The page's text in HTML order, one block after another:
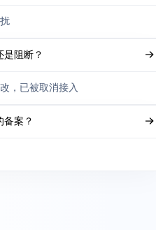
是阻断？
，已被取消接入
备案？